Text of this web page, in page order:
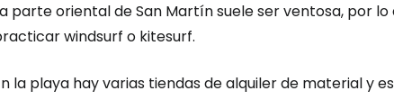
parte oriental de San Martín suele ser ventosa, por
windsurf o kitesurf.
la playa hay varias tiendas de alquiler de material y
Iniciar